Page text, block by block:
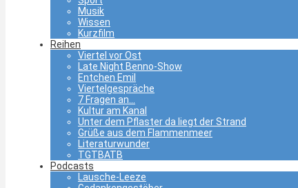
Musik
Wissen
Kurzfilm
Reihen
Viertel vor Ost
Late Night Benno-Show
Entchen Emil
Viertelgespräche
7 Fragen an…
Kultur am Kanal
Unter dem Pflaster da liegt der Strand
Grüße aus dem Flammenmeer
Literaturwunder
TGTBATB
Podcasts
Lausche-Leeze